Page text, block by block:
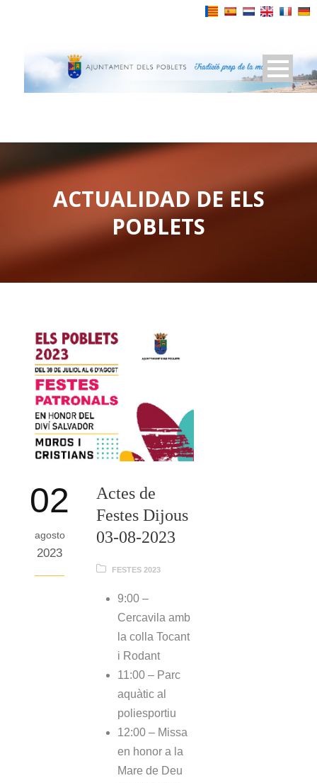
ACTUALIDAD DE ELS
POBLETS
02
agosto
2023
Actes de
Festes Dijous
03-08-2023
FESTES 2023
9:00 –
Cercavila amb
la colla Tocant
i Rodant
11:00 – Parc
aquàtic al
poliesportiu
12:00 – Missa
en honor a la
Mare de Deu